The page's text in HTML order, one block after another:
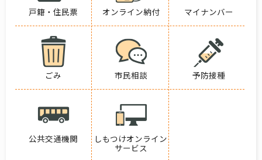
戸籍・住民票 オンライン納付 マイナンバー
ごみ 市民相談 予防接種
公共交通機関
しもつけオンライン
サービス